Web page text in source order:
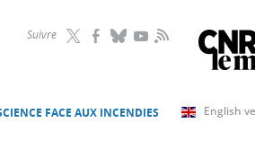
Suivre RSS
English
FACE AUX INCENDIES